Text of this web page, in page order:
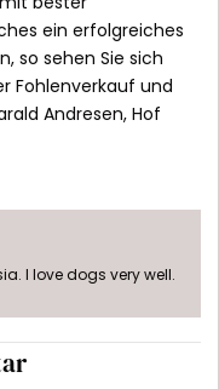
ein erfolgreiches
so sehen Sie sich
Fohlenverkauf und
Andresen, Hof
I love dogs very well.